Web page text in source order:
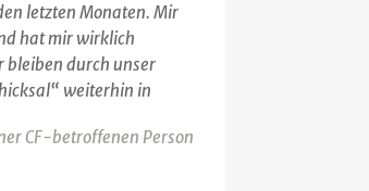
letzten Monaten. Mir
hat mir wirklich
bleiben durch unser
weiterhin in
CF-betroffenen Person